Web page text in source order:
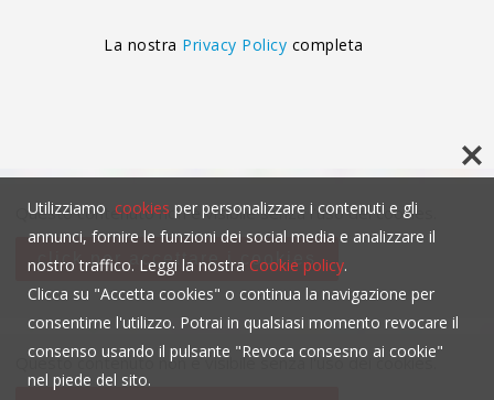
La nostra Privacy Policy completa
Questo contenuto non è visibile senza l'uso dei cookies.
click per accettare i cookies
Questo contenuto non è visibile senza l'uso dei cookies.
Utilizziamo cookies per personalizzare i contenuti e gli
annunci, fornire le funzioni dei social media e analizzare il
nostro traffico. Leggi la nostra Cookie policy.
Clicca su "Accetta cookies" o continua la navigazione per
consentirne l'utilizzo. Potrai in qualsiasi momento revocare il
consenso usando il pulsante "Revoca consesno ai cookie"
nel piede del sito.